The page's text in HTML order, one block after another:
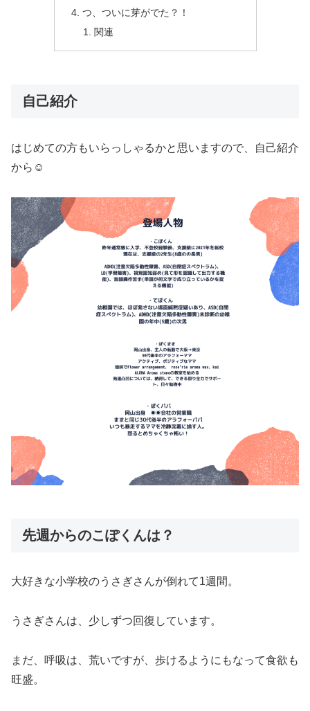
つ、ついに芽がでた？！
関連
自己紹介
はじめての方もいらっしゃるかと思いますので、自己紹介
から☺︎
先週からのこぽくんは？
大好きな小学校のうさぎさんが倒れて1週間。
うさぎさんは、少しずつ回復しています。
まだ、呼吸は、荒いですが、歩けるようにもなって食欲も
旺盛。